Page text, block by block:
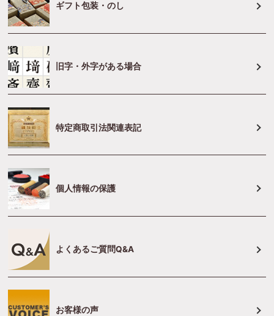
ギフト包装・のし
旧字・外字がある場合
特定商取引法関連表記
個人情報の保護
よくあるご質問Q&A
お客様の声